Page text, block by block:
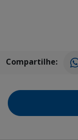
Compartilhe: